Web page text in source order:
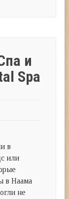
и
Spa
в
или
в Наама
не